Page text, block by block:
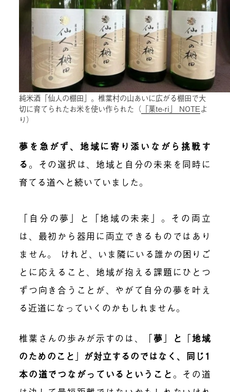
純米酒「仙人の棚田」。椎葉村の山あいに広がる棚田で大
切に育てられたお米を使い作られた（ 「菓te-ri」 NOTEよ
り）
夢を急がず、地域に寄り添いながら挑戦す
る 。その選択は、地域と自分の未来を同時に
育てる道へと続いていました。
「自分の夢」と「地域の未来」。その両立
は、最初から器用に両立できるものではあり
ません。 けれど、いま隣にいる誰かの困りご
とに応えること、地域が抱える課題にひとつ
ずつ向き合うことが、やがて自分の夢を叶え
る近道になっていくのかもしれません。
椎葉さんの歩みが示すのは、 「夢 」 と 「地域
のためのこと 」 が対立するのではなく、同じ1
本の道でつながっているということ 。 その道